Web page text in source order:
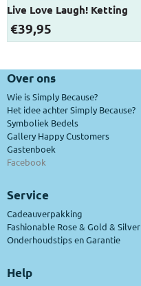
Live Love Laugh! Ketting
€39,95
Over ons
Wie is Simply Because?
Het idee achter Simply Because?
Symboliek Bedels
Gallery Happy Customers
Gastenboek
Facebook
Service
Cadeauverpakking
Fashionable Rose & Gold & Silver
Onderhoudstips en Garantie
Help